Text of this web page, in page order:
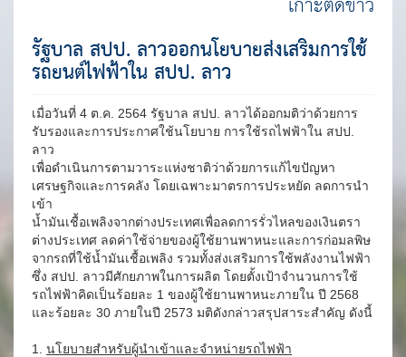
รัฐบาล สปป. ลาวออกนโยบายส่งเสริมการใช้
รถยนต์ไฟฟ้าใน สปป. ลาว
เมื่อวันที่ 4 ต.ค. 2564 รัฐบาล สปป. ลาวได้ออกมติว่าด้วยการ
รับรองและการประกาศใช้นโยบาย การใช้รถไฟฟ้าใน สปป.
ลาว
เพื่อดำเนินการตามวาระแห่งชาติว่าด้วยการแก้ไขปัญหา
เศรษฐกิจและการคลัง โดยเฉพาะมาตรการประหยัด ลดการนำ
เข้า
น้ำมันเชื้อเพลิงจากต่างประเทศเพื่อลดการรั่วไหลของเงินตรา
ต่างประเทศ ลดค่าใช้จ่ายของผู้ใช้ยานพาหนะและการก่อมลพิษ
จากรถที่ใช้น้ำมันเชื้อเพลิง รวมทั้งส่งเสริมการใช้พลังงานไฟฟ้า
ซึ่ง สปป. ลาวมีศักยภาพในการผลิต โดยตั้งเป้าจำนวนการใช้
รถไฟฟ้าคิดเป็นร้อยละ 1 ของผู้ใช้ยานพาหนะภายใน ปี 2568
และร้อยละ 30 ภายในปี 2573 มติดังกล่าวสรุปสาระสำคัญ ดังนี้
1. นโยบายสำหรับผู้นำเข้าและจำหน่ายรถไฟฟ้า